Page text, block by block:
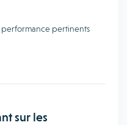
performance pertinents
sur les